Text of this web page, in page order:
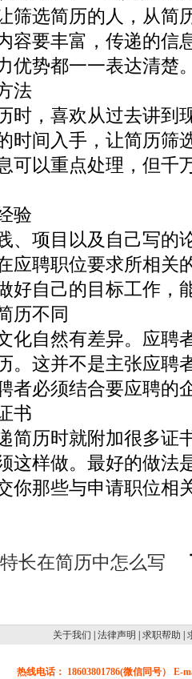
筛选简历的人，从简
要丰富，传递的信
优势都一一表达清楚
法
，喜欢从过去讲到
时间入手，让简历筛
可以重点处理，但千
验
项目以及自己写的
应聘职位要求所相关
好自己的目标工作，
不同
自然有差异。应聘
。这并不是主张应聘
者必须结合要应聘的
书
历时就附加很多证
这样做。最好的做法
你那些与申请职位相
长在简历中怎么写
关于我们 法律声明 求职帮助
热线电话： 18603801786(微信同号） E-